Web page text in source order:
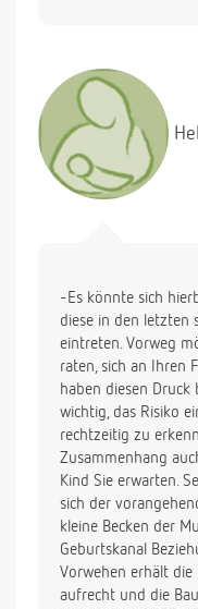
-Es könnte sich
diese in den letzten
eintreten. Vorweg
raten, sich an Ihren
haben diesen Druck
wichtig, das Risiko
rechtzeitig zu
Zusammenhang
Kind Sie erwarten.
sich der
kleine Becken der
Geburtskanal
Vorwehen erhält
aufrecht und die